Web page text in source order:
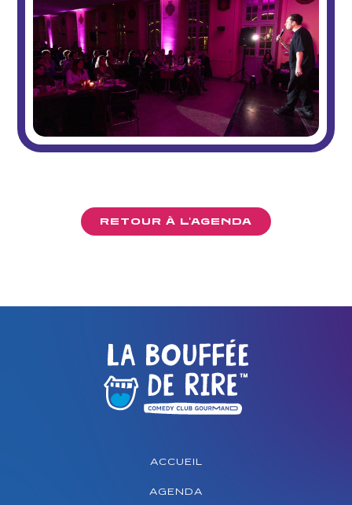
RETOUR À L'AGENDA
ACCUEIL
AGENDA